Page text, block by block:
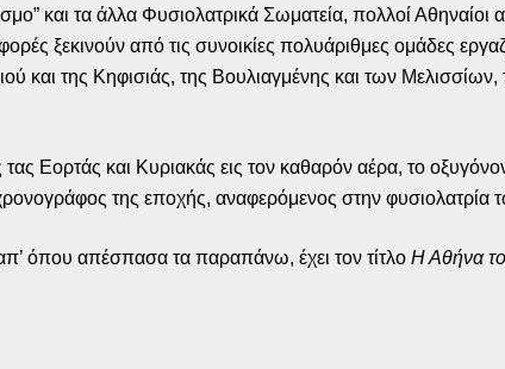
και τα άλλα Φυσιολατρικά Σωματεία, πολλοί
ξεκινούν από τις συνοικίες πολυάριθμες ομάδες
και της Κηφισιάς, της Βουλιαγμένης και των Μελισσίων,
Εορτάς και Κυριακάς εις τον καθαρόν αέρα, το
της εποχής, αναφερόμενος στην φυσιολατρία
όπου απέσπασα τα παραπάνω, έχει τον τίτλο Η Αθήνα